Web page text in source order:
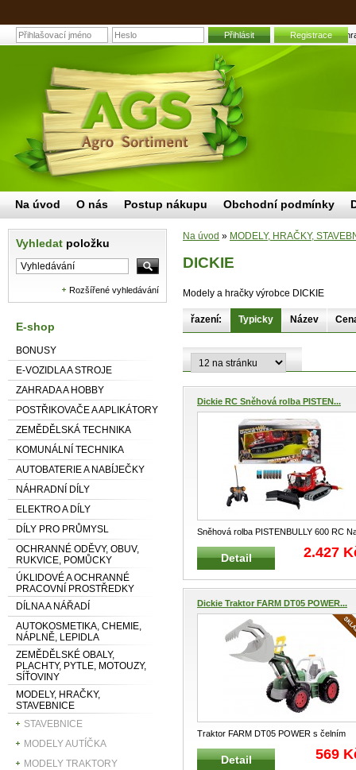
DICKIE |
Přihlásit Registrace
Vyhledat položku
Rozšířené vyhledávání
E-shop
BONUSY
E-VOZIDLA A STROJE
ZAHRADA A HOBBY
POSTŘIKOVAČE A APLIKÁTORY
ZEMĚDĚLSKÁ TECHNIKA
KOMUNÁLNÍ TECHNIKA
AUTOBATERIE A NABÍJEČKY
NÁHRADNÍ DÍLY
ELEKTRO A DÍLY
DÍLY PRO PRŮMYSL
OCHRANNÉ ODĚVY, OBUV,
RUKVICE, POMŮCKY
ÚKLIDOVÉ A OCHRANNÉ
PRACOVNÍ PROSTŘEDKY
DÍLNA A NÁŘADÍ
AUTOKOSMETIKA, CHEMIE,
NÁPLNĚ, LEPIDLA
ZEMĚDĚLSKÉ OBALY,
PLACHTY, PYTLE, MOTOUZY,
SÍŤOVINY
MODELY, HRAČKY,
STAVEBNICE
STAVEBNICE
MODELY AUTÍČKA
MODELY TRAKTORY
Na úvod » MODELY, HRAČKY,
DICKIE
Modely a hračky výrobce DICKIE
řazení: Typicky Název
Dickie RC Sněhová rolba PISTEN...
Sněhová rolba PISTENBULLY 600 RC
dálkové ovládání RADIO CONTROL 27
MH...Detail 2.427
Dickie Traktor FARM DT05 POWER...
Traktor FARM DT05 POWER s čelním
nakladačem DICKIE 203413431 Traktor
...
Detail 569
Na úvod O nás Postup nákupu Obchodní podmínky